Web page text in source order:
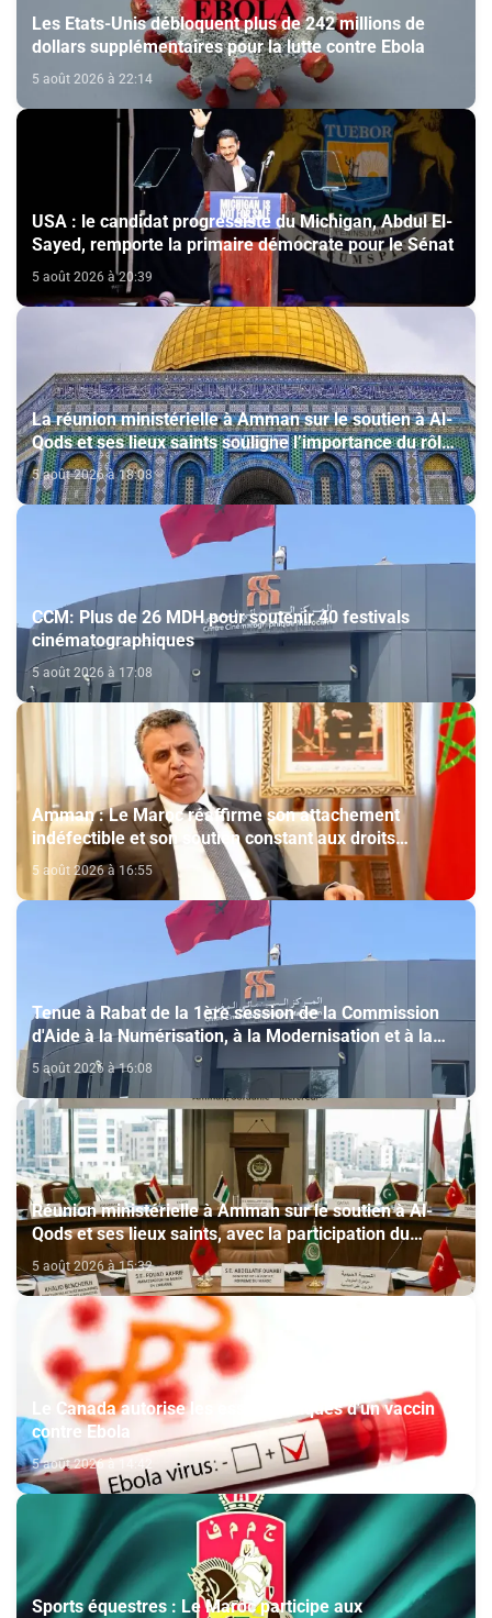
Les Etats-Unis débloquent plus de 242 millions de
dollars supplémentaires pour la lutte contre Ebola
5 août 2026 à 22:14
USA : le candidat progressiste du Michigan, Abdul El-
Sayed, remporte la primaire démocrate pour le Sénat
5 août 2026 à 20:39
La réunion ministérielle à Amman sur le soutien à Al-
Qods et ses lieux saints souligne l’importance du rôle
du Comité Al Qods présidé par SM le Roi
5 août 2026 à 18:08
CCM: Plus de 26 MDH pour soutenir 40 festivals
cinématographiques
5 août 2026 à 17:08
Amman : Le Maroc réaffirme son attachement
indéfectible et son soutien constant aux droits
légitimes du peuple palestinien
5 août 2026 à 16:55
Tenue à Rabat de la 1ère session de la Commission
d'Aide à la Numérisation, à la Modernisation et à la
Création des Salles de Cinéma au titre de l'année
2026
5 août 2026 à 16:08
Réunion ministérielle à Amman sur le soutien à Al-
Qods et ses lieux saints, avec la participation du
Maroc
5 août 2026 à 15:32
Le Canada autorise les essais cliniques d'un vaccin
contre Ebola
5 août 2026 à 14:42
Sports équestres : Le Maroc participe aux